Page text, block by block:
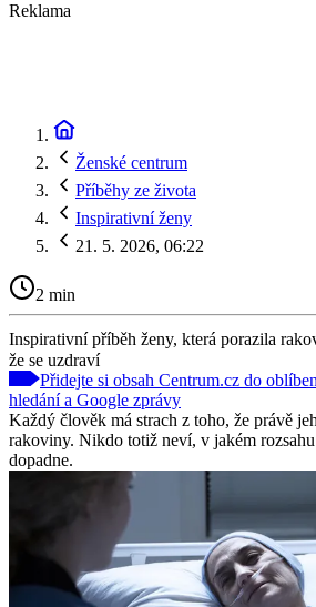
Reklama
Ženské centrum
Příběhy ze života
Inspirativní ženy
21. 5. 2026, 06:22
2 min
Inspirativní příběh ženy, která porazila
že se uzdraví
Přidejte si obsah Centrum.cz do
hledání a Google zprávy
Každý člověk má strach z toho, že právě
rakoviny. Nikdo totiž neví, v jakém rozsahu
dopadne.